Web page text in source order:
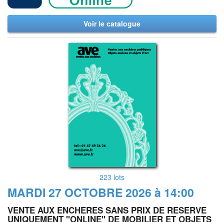
Voir le catalogue
223 lots
MARDI 27 OCTOBRE 2026 à 14:00
VENTE AUX ENCHERES SANS PRIX DE RESERVE
UNIQUEMENT "ONLINE" DE MOBILIER ET OBJETS